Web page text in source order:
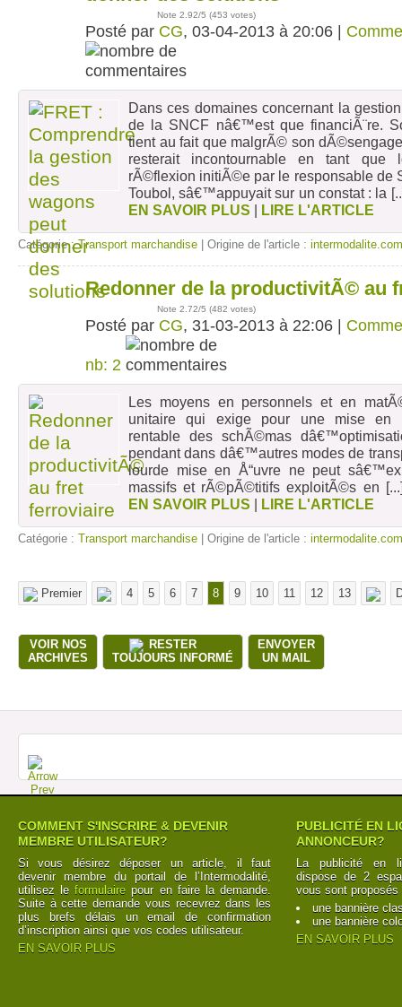
Note 2.92/5 (453 votes)
Posté par CG, 03-04-2013 à 20:06 |
Dans ces domaines concernant la
de la SNCF nâ€™est que financiÃ¨re.
tient au fait que malgrÃ© son
resterait incontournable en tant que
rÃ©flexion initiÃ©e par le responsable de
Toubol, sâ€™appuyait sur un constat : la
EN SAVOIR PLUS | LIRE L'ARTICLE
Catégorie :Transport marchandise | Origine de l'article : intermodalite.com
31 Redonner de la productivitÃ© au
Note 2.72/5 (482 votes)
Posté par CG, 31-03-2013 à 22:06 |
nb: 2
Les moyens en personnels et en
unitaire qui exige pour une mise en
rentable des schÃ©mas
pendant dans dâ€™autres modes de
lourde mise en Å“uvre ne peut
massifs et rÃ©pÃ©titifs exploitÃ©s en
EN SAVOIR PLUS | LIRE L'ARTICLE
Catégorie : Transport marchandise | Origine de l'article : intermodalite.com
Premier 4 5 6 7 8 9 10 11 12 13
VOIR NOS
ARCHIVES
RESTER
TOUJOURS INFORMÉ
ENVOYER
UN MAIL
COMMENT S'INSCRIRE & DEVENIR
MEMBRE UTILISATEUR?
Si vous désirez déposer un article, il faut
devenir membre du portail de l’Intermodalité,
utilisez leformulaire pour en faire la demande.
Suite à cette demande vous recevrez dans les
plus brefs délais un email de confirmation
d’inscription ainsi que vos codes utilisateur.
EN SAVOIR PLUS
PUBLICITÉ EN
ANNONCEUR?
La publicité en
dispose de 2
vous sont proposés
une bannière
une bannière
EN SAVOIR PLUS